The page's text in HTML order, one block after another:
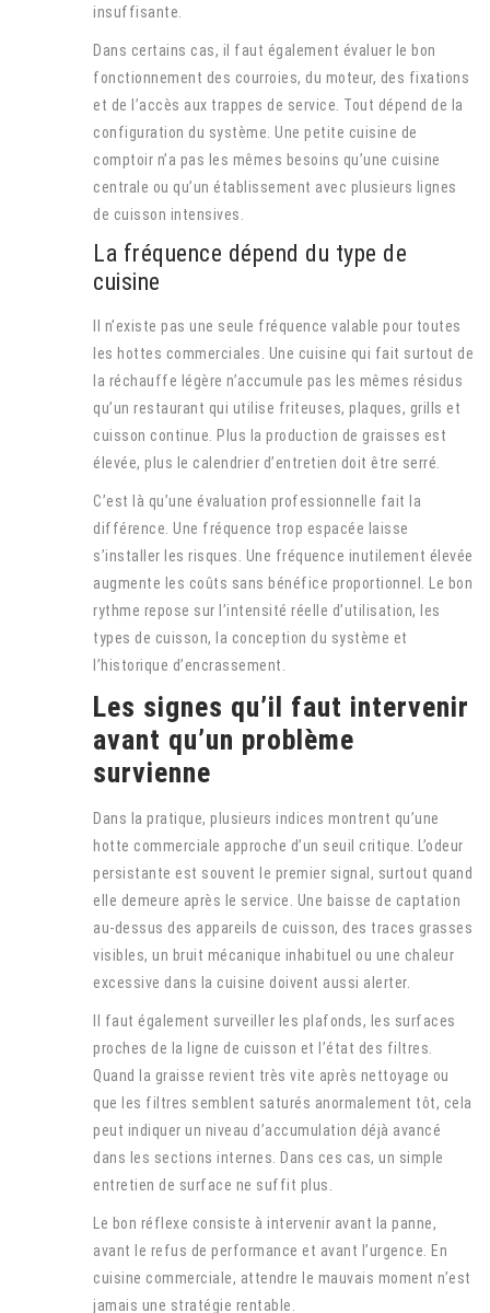
insuffisante.
Dans certains cas, il faut également évaluer le bon
fonctionnement des courroies, du moteur, des fixations
et de l’accès aux trappes de service. Tout dépend de la
configuration du système. Une petite cuisine de
comptoir n’a pas les mêmes besoins qu’une cuisine
centrale ou qu’un établissement avec plusieurs lignes
de cuisson intensives.
La fréquence dépend du type de
cuisine
Il n’existe pas une seule fréquence valable pour toutes
les hottes commerciales. Une cuisine qui fait surtout de
la réchauffe légère n’accumule pas les mêmes résidus
qu’un restaurant qui utilise friteuses, plaques, grills et
cuisson continue. Plus la production de graisses est
élevée, plus le calendrier d’entretien doit être serré.
C’est là qu’une évaluation professionnelle fait la
différence. Une fréquence trop espacée laisse
s’installer les risques. Une fréquence inutilement élevée
augmente les coûts sans bénéfice proportionnel. Le bon
rythme repose sur l’intensité réelle d’utilisation, les
types de cuisson, la conception du système et
l’historique d’encrassement.
Les signes qu’il faut intervenir
avant qu’un problème
survienne
Dans la pratique, plusieurs indices montrent qu’une
hotte commerciale approche d’un seuil critique. L’odeur
persistante est souvent le premier signal, surtout quand
elle demeure après le service. Une baisse de captation
au-dessus des appareils de cuisson, des traces grasses
visibles, un bruit mécanique inhabituel ou une chaleur
excessive dans la cuisine doivent aussi alerter.
Il faut également surveiller les plafonds, les surfaces
proches de la ligne de cuisson et l’état des filtres.
Quand la graisse revient très vite après nettoyage ou
que les filtres semblent saturés anormalement tôt, cela
peut indiquer un niveau d’accumulation déjà avancé
dans les sections internes. Dans ces cas, un simple
entretien de surface ne suffit plus.
Le bon réflexe consiste à intervenir avant la panne,
avant le refus de performance et avant l’urgence. En
cuisine commerciale, attendre le mauvais moment n’est
jamais une stratégie rentable.